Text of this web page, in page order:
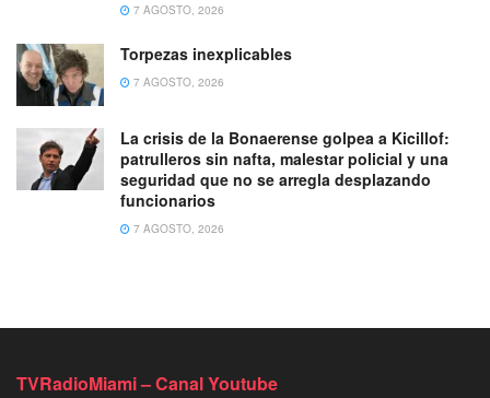
7 AGOSTO, 2026
Torpezas inexplicables
7 AGOSTO, 2026
La crisis de la Bonaerense golpea a Kicillof:
patrulleros sin nafta, malestar policial y una
seguridad que no se arregla desplazando
funcionarios
7 AGOSTO, 2026
TVRadioMiami – Canal Youtube